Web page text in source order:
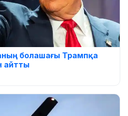
болашағы Трампқа
айтты